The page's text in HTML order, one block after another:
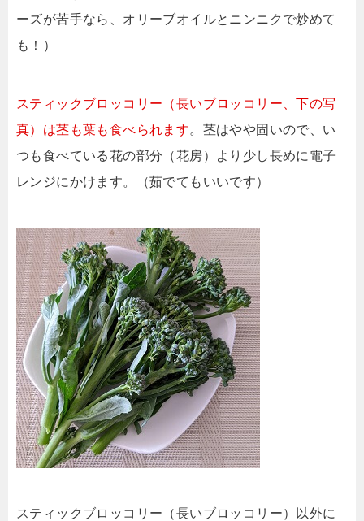
ーズが苦手なら、オリーブオイルとニンニクで炒めて
も！）
スティックブロッコリー（長いブロッコリー、下の写
真）は茎も葉も食べられます。茎はやや固いので、い
つも食べている花の部分（花房）より少し長めに電子
レンジにかけます。（茹でてもいいです）
スティックブロッコリー（長いブロッコリー）以外に